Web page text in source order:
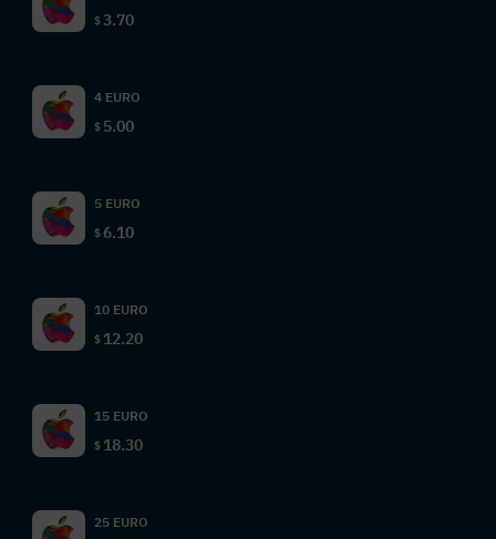
$3.70
4 EURO
$ 5.00
5 EURO
$ 6.10
10 EURO
$ 12.20
15 EURO
$ 18.30
25 EURO